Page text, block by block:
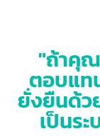
"ถ้าคุณ
ตอบแท
ยั่งยืนด้ว
เป็นร